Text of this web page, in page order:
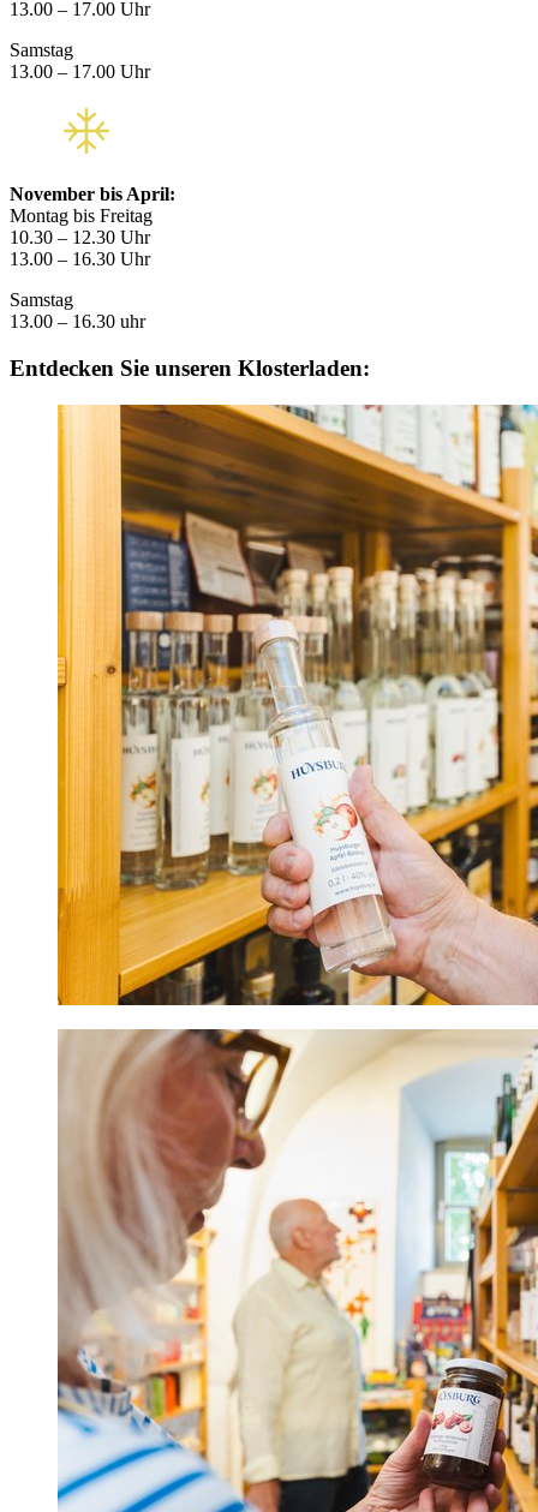
13.00 – 17.00 Uhr
Samstag
13.00 – 17.00 Uhr
November bis April:
Montag bis Freitag
10.30 – 12.30 Uhr
13.00 – 16.30 Uhr
Samstag
13.00 – 16.30 uhr
Entdecken Sie unseren Klosterladen: